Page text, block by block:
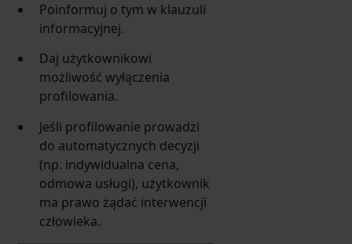
Poinformuj o tym w klauzuli
informacyjnej.
Daj użytkownikowi
możliwość wyłączenia
profilowania.
Jeśli profilowanie prowadzi
do automatycznych decyzji
(np. indywidualna cena,
odmowa usługi), użytkownik
ma prawo żądać interwencji
człowieka.